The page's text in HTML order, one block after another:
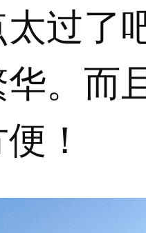
过了
。而
！